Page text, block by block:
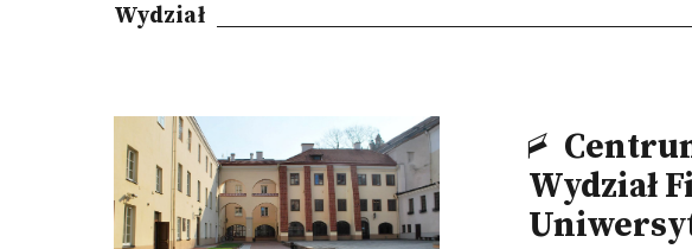
Wydział
Wydział